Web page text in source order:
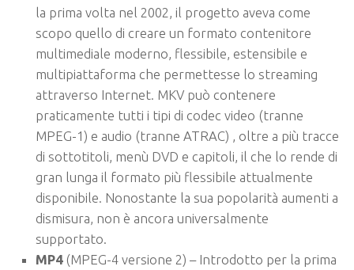
la prima volta nel 2002, il progetto aveva come
scopo quello di creare un formato contenitore
multimediale moderno, flessibile, estensibile e
multipiattaforma che permettesse lo streaming
attraverso Internet. MKV può contenere
praticamente tutti i tipi di codec video (tranne
MPEG-1) e audio (tranne ATRAC) , oltre a più tracce
di sottotitoli, menù DVD e capitoli, il che lo rende di
gran lunga il formato più flessibile attualmente
disponibile. Nonostante la sua popolarità aumenti a
dismisura, non è ancora universalmente
supportato.
MP4(MPEG-4 versione 2) – Introdotto per la prima